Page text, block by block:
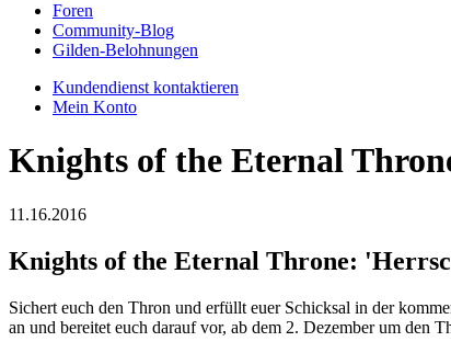
Foren
Community-Blog
Gilden-Belohnungen
Kundendienst kontaktieren
Mein Konto
Knights of the Eternal
11.16.2016
Knights of the Eternal Throne:
Sichert euch den Thron und erfüllt euer Schicksal in der
an und bereitet euch darauf vor, ab dem 2. Dezember um den